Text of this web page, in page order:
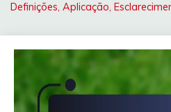
Definições, Aplicação,